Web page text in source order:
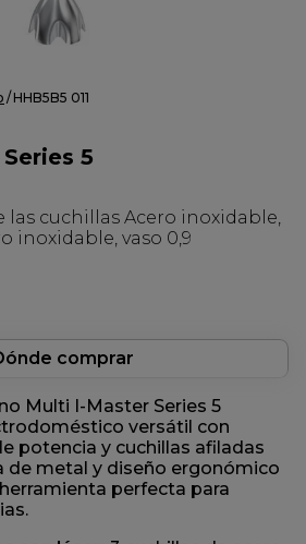
HHB5B5 011
5
las cuchillas Acero inoxidable,
inoxidable, vaso 0,9
comprar
Multi I-Master Series 5
versátil con
potencia y cuchillas afiladas
de metal y diseño ergonómico
perfecta para